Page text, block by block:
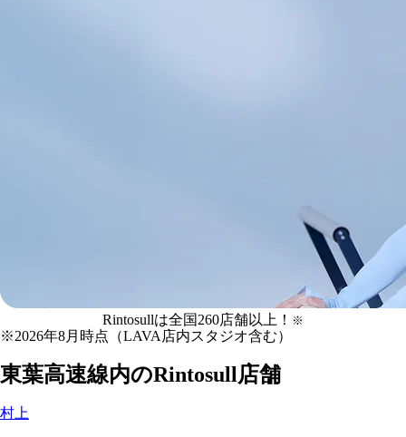
マシンピラティス
Rintosullは全国260店舗以上！ ※
※2026年8月時点（LAVA店内スタジオ含む）
東葉高速線内のRintosull店舗
村上